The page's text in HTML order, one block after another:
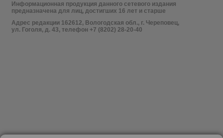
Информационная продукция данного сетевого издания
предназначена для лиц, достигших 16 лет и старше
Адрес редакции 162612, Вологодская обл., г. Череповец,
ул. Гоголя, д. 43, телефон +7 (8202) 28-20-40